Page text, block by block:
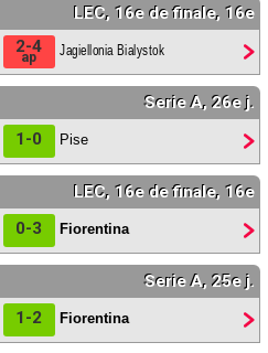
LEC, 16e de finale, 16e
2-4
ap Jagiellonia Bialystok
Serie A, 26e j.
1-0 Pise
LEC, 16e de finale, 16e
0-3 Fiorentina
Serie A, 25e j.
1-2 Fiorentina